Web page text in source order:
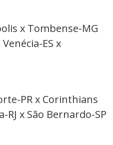
x Tombense-MG
ES x
PR x Corinthians
x São Bernardo-SP